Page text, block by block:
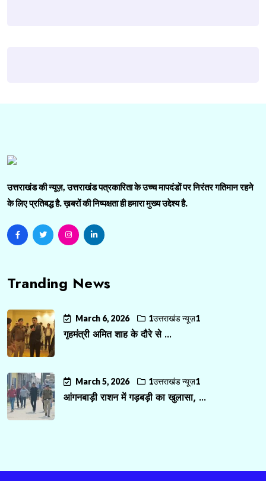
उत्तराखंड की न्यूज़, उत्तराखंड पत्रकारिता के उच्च मापदंडों पर निरंतर गतिमान रहने
के लिए प्रतिबद्ध है. ख़बरों की निष्पक्षता ही हमारा मुख्य उद्देश्य है.
Tranding News
March 6, 2026 1उत्तराखंड न्यूज़1
गृहमंत्री अमित शाह के दौरे से ...
March 5, 2026 1उत्तराखंड न्यूज़1
आंगनबाड़ी राशन में गड़बड़ी का खुलासा, ...